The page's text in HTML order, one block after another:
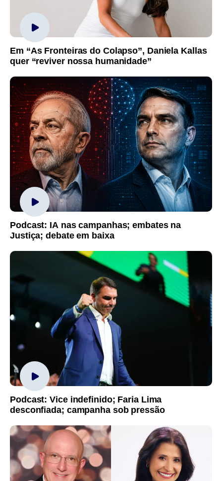
Em “As Fronteiras do Colapso”, Daniela Kallas
quer “reviver nossa humanidade”
Podcast: IA nas campanhas; embates na
Justiça; debate em baixa
Podcast: Vice indefinido; Faria Lima
desconfiada; campanha sob pressão